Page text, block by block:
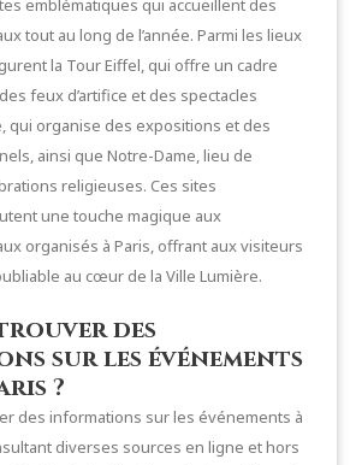
emblématiques qui accueillent des
tout au long de l’année. Parmi les lieux
la Tour Eiffel, qui offre un cadre
feux d’artifice et des spectacles
qui organise des expositions et des
ainsi que Notre-Dame, lieu de
religieuses. Ces sites
une touche magique aux
organisés à Paris, offrant aux visiteurs
au cœur de la Ville Lumière.
des
sur les événements
?
des informations sur les événements à
diverses sources en ligne et hors